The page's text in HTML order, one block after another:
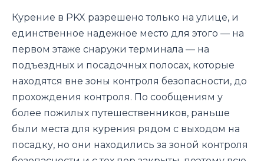
Курение в PKX разрешено только на улице, и
единственное надежное место для этого — на
первом этаже снаружи терминала — на
подъездных и посадочных полосах, которые
находятся вне зоны контроля безопасности, до
прохождения контроля. По сообщениям у
более пожилых путешественников, раньше
были места для курения рядом с выходом на
посадку, но они находились за зоной контроля